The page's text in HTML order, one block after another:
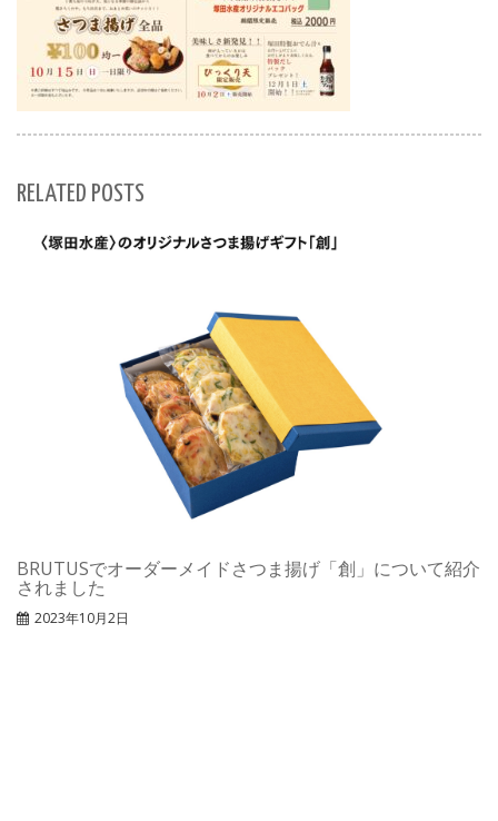
RELATED POSTS
BRUTUSでオーダーメイドさつま揚げ「創」について紹介
されました
2023年10月2日